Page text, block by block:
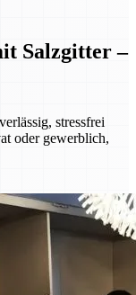
Salzgitter –
stressfrei
oder gewerblich,